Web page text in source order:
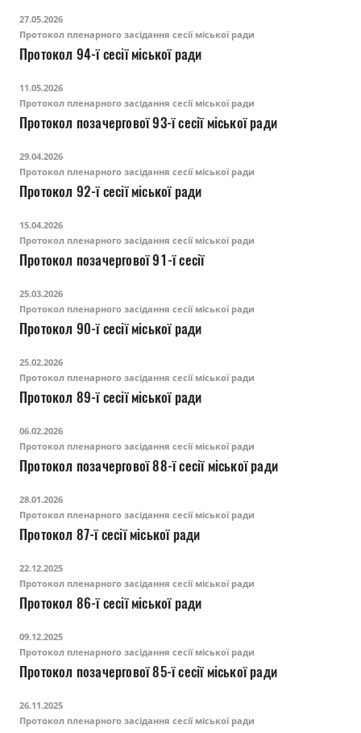
27.05.2026
Протокол пленарного засідання сесії міської ради
Протокол 94-ї сесії міської ради
11.05.2026
Протокол пленарного засідання сесії міської ради
Протокол позачергової 93-ї сесії міської ради
29.04.2026
Протокол пленарного засідання сесії міської ради
Протокол 92-ї сесії міської ради
15.04.2026
Протокол пленарного засідання сесії міської ради
Протокол позачергової 91-ї сесії
25.03.2026
Протокол пленарного засідання сесії міської ради
Протокол 90-ї сесії міської ради
25.02.2026
Протокол пленарного засідання сесії міської ради
Протокол 89-ї сесії міської ради
06.02.2026
Протокол пленарного засідання сесії міської ради
Протокол позачергової 88-ї сесії міської ради
28.01.2026
Протокол пленарного засідання сесії міської ради
Протокол 87-ї сесії міської ради
22.12.2025
Протокол пленарного засідання сесії міської ради
Протокол 86-ї сесії міської ради
09.12.2025
Протокол пленарного засідання сесії міської ради
Протокол позачергової 85-ї сесії міської ради
26.11.2025
Протокол пленарного засідання сесії міської ради